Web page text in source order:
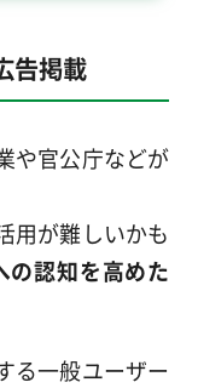
告掲載
や官公庁などが
用が難しいかも
の認知を高めた
る一般ユーザー